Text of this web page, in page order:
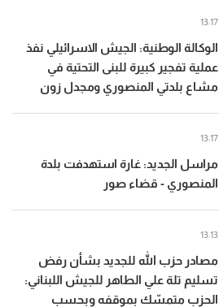
الوكالة الوطنية: الجيش الاسرائيلي نفذ
عملية تفجير كبيرة للبنى التحتية في
مشاع بلدتي المنصوري ومجدل زون
13:17
مراسل الجديد: غارة استهدفت بلدة
المنصوري - قضاء صور
13:17
مصادر حزب الله للجديد بشأن رفض
تسليم تلة علي الطاهر للجيش اللبناني:
الحزب متمسّك بموقفه وبحسب
13:13